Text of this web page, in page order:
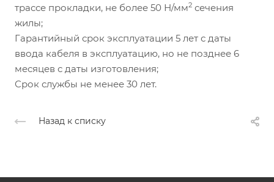
трассе прокладки, не более 50 Н/мм2 сечения
жилы;
Гарантийный срок эксплуатации 5 лет с даты
ввода кабеля в эксплуатацию, но не позднее 6
месяцев с даты изготовления;
Срок службы не менее 30 лет.
Назад к списку